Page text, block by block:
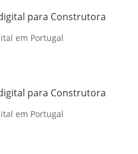
para Construtora
em Portugal
para Construtora
em Portugal